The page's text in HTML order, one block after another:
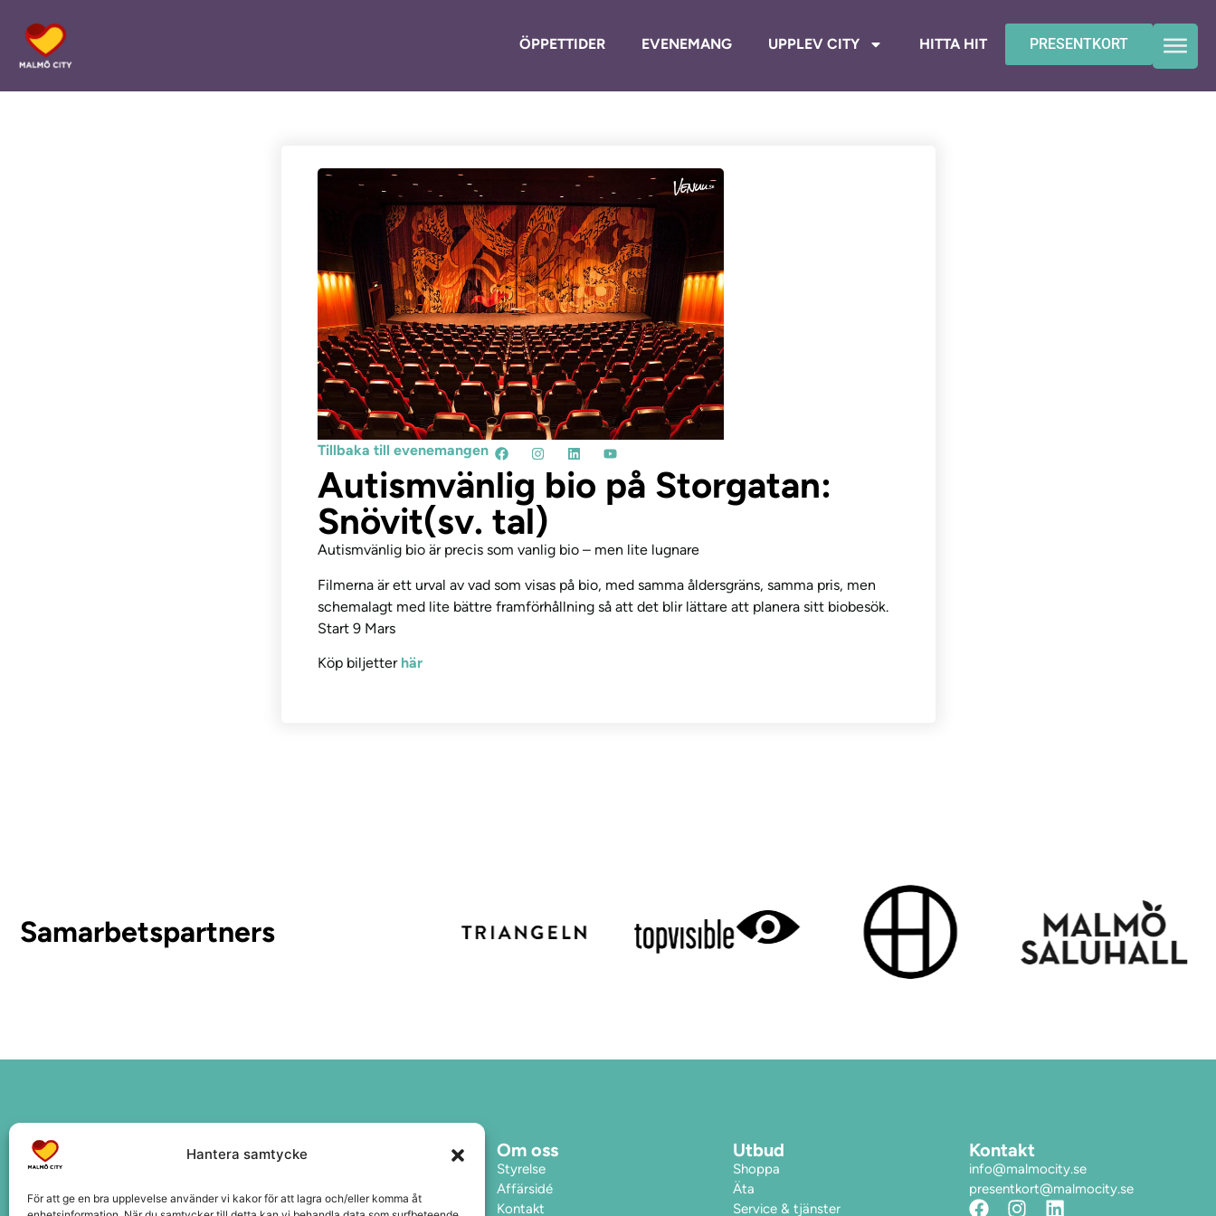
Hantera samtycke
För att ge en bra upplevelse använder vi kakor för att lagra och/eller komma åt
PRESENTKORT
ÖPPETTIDER EVENEMANG UPPLEV CITY HITTA HIT
Tillbaka till evenemangen
Autismvänlig bio på Storgatan:
Snövit(sv. tal)
Autismvänlig bio är precis som vanlig bio – men lite lugnare
Filmerna är ett urval av vad som visas på bio, med samma åldersgräns, samma pris, men
schemalagt med lite bättre framförhållning så att det blir lättare att planera sitt biobesök.
Start 9 Mars
Köp biljetter här
Samarbetspartners
Sidor
Om oss
Om oss
Styrelse
Affärsidé
Kontakt
Utbud
Shoppa
Äta
Service & tjänster
Kontakt
info@malmocity.se
presentkort@malmocity.se